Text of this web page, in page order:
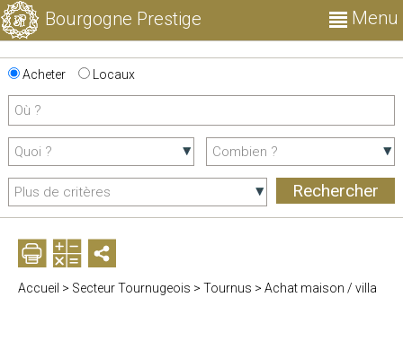
Bourgogne Prestige Menu
Acheter Locaux
Accueil > Secteur Tournugeois > Tournus > Achat maison / villa